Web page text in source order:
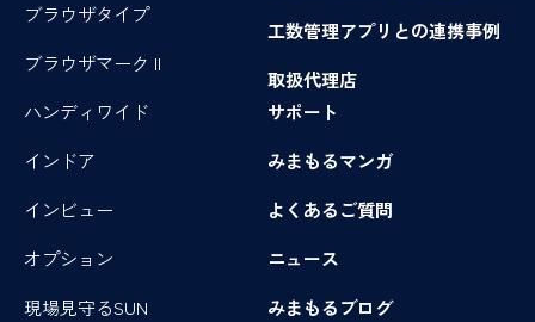
ブラウザタイプ
ブラウザマーク II
ハンディワイド
インドア
インビュー
オプション
現場見守るSUN
工数管理アプリとの連携事例
取扱代理店
サポート
みまもるマンガ
よくあるご質問
ニュース
みまもるブログ